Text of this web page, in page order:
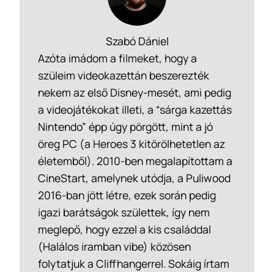
Szabó Dániel
Azóta imádom a filmeket, hogy a
szüleim videokazettán beszerezték
nekem az első Disney-mesét, ami pedig
a videojátékokat illeti, a “sárga kazettás
Nintendo” épp úgy pörgött, mint a jó
öreg PC (a Heroes 3 kitörölhetetlen az
életemből). 2010-ben megalapítottam a
CineStart, amelynek utódja, a Puliwood
2016-ban jött létre, ezek során pedig
igazi barátságok születtek, így nem
meglepő, hogy ezzel a kis családdal
(Halálos iramban vibe) közösen
folytatjuk a Cliffhangerrel. Sokáig írtam